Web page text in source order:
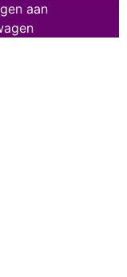
aan